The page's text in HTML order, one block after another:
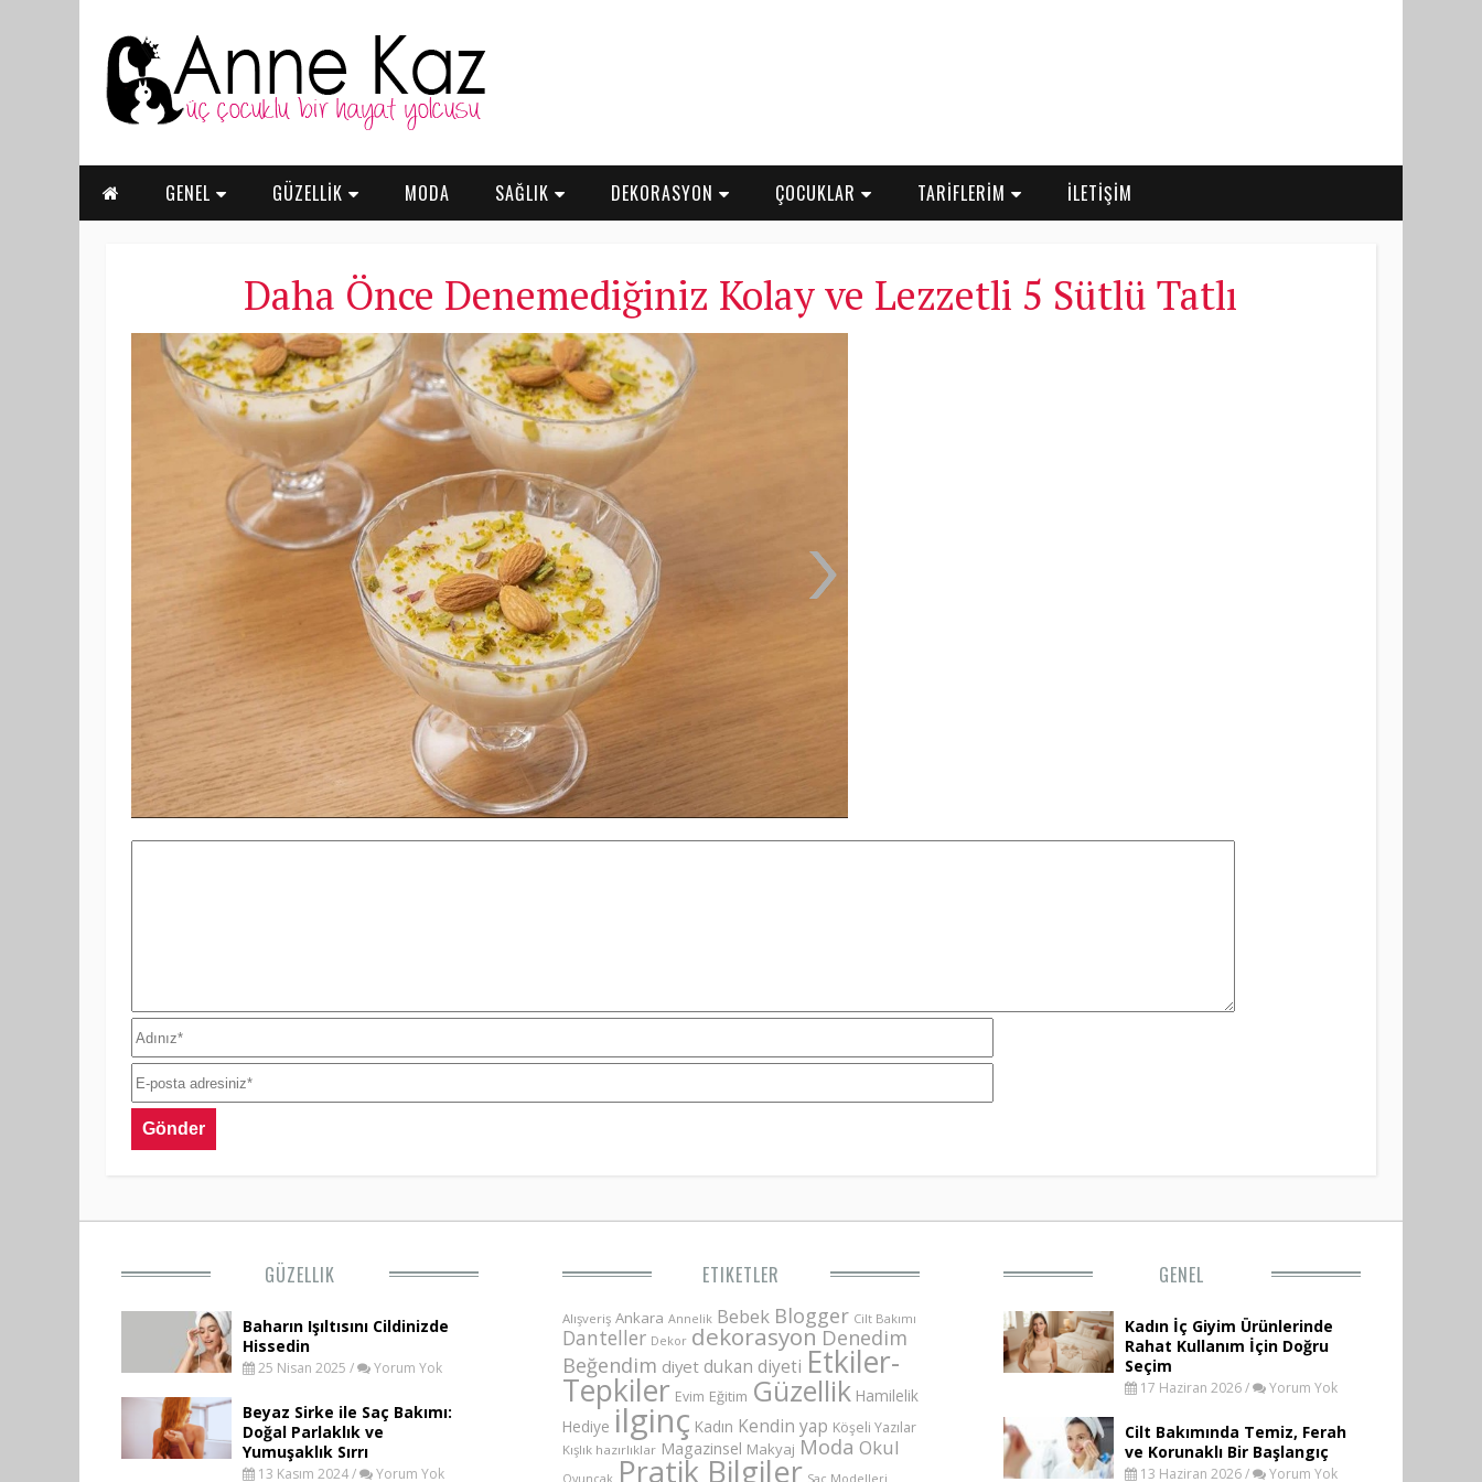
GENEL GÜZELLİK MODA SAĞLIK DEKORASYON ÇOCUKLAR TARİFLERİM İLETİŞİM
Daha Önce Denemediğiniz Kolay ve Lezzetli 5 Sütlü Tatlı
GÜZELLIK
Baharın Işıltısını Cildinizde
Hissedin
25 Nisan 2025 / Yorum Yok
Beyaz Sirke ile Saç Bakımı:
Doğal Parlaklık ve
Yumuşaklık Sırrı
13 Kasım 2024 / Yorum Yok
ETIKETLER
Alışveriş Ankara Annelik Bebek Blogger Cilt Bakımı
Danteller Dekor dekorasyon Denedim
Beğendim diyet dukan diyeti Etkiler-
Tepkiler Evim Eğitim Güzellik Hamilelik
Hediye ilginç Kadın Kendin yap Köşeli Yazılar
Kışlık hazırlıklar Magazinsel Makyaj Moda Okul
Pratik Bilgiler Saç Modelleri
GENEL
Kadın İç Giyim Ürünlerinde
Rahat Kullanım İçin Doğru
Seçim
17 Haziran 2026 / Yorum Yok
Cilt Bakımında Temiz, Ferah
ve Korunaklı Bir Başlangıç
13 Haziran 2026 / Yorum Yok